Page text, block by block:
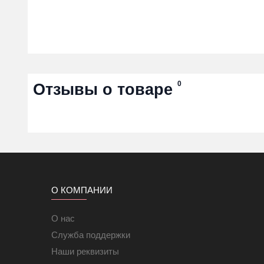
Отзывы о товаре 0
О КОМПАНИИ
О нас
Служба поддержки
Наши реквизиты